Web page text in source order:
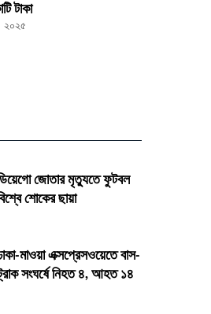
টাকা
২০২৫
জোতার মৃত্যুতে ফুটবল
শোকের ছায়া
মাওয়া এক্সপ্রেসওয়েতে বাস-
সংঘর্ষে নিহত ৪, আহত ১৪